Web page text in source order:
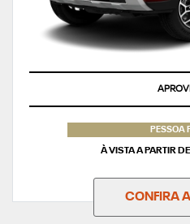
PESSOA
À VISTA A PARTIR
CONFIRA